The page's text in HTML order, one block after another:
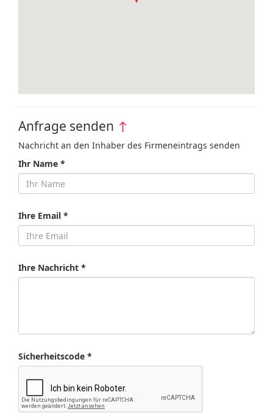
Anfrage senden ↑
Nachricht an den Inhaber des Firmeneintrags senden
Ihr Name *
Ihre Email *
Ihre Nachricht *
Sicherheitscode *